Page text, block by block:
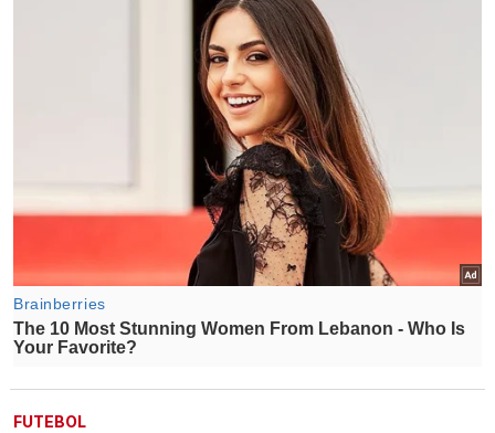
FUTEBOL